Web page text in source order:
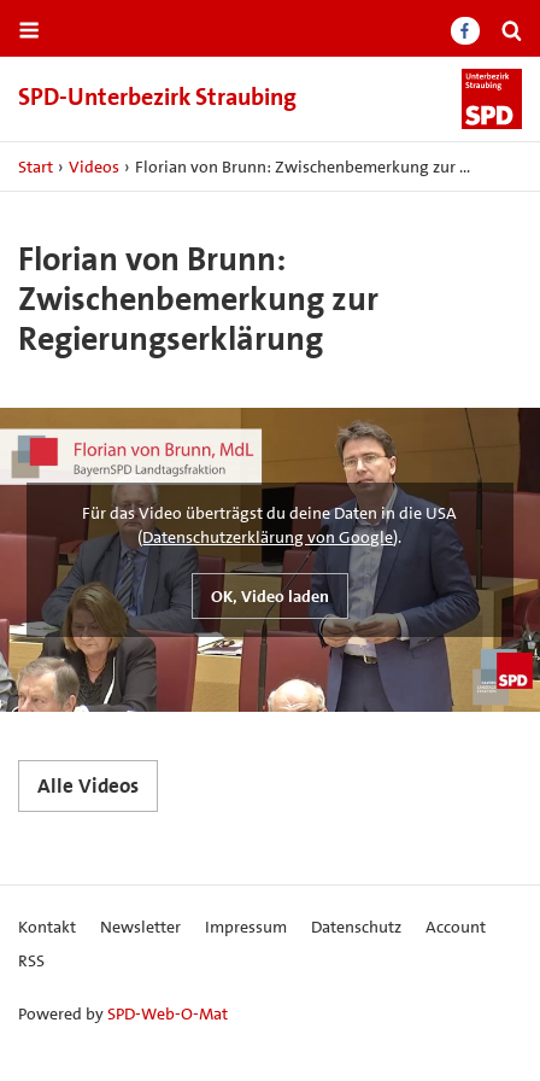
SPD-​Unterbezirk Straubing
Start › Videos › Florian von Brunn: Zwischenbemerkung zur …
Florian von Brunn:
Zwischenbemerkung zur
Regierungserklärung
Für das Video überträgst du deine Daten in die USA
(Datenschutzerklärung von Google).
Alle Videos
Kontakt Newsletter Impressum Datenschutz
Account
RSS
Powered bySPD-Web-O-Mat